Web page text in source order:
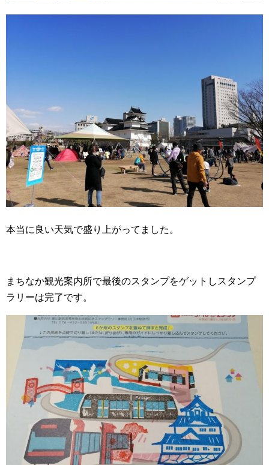
本当に良い天気で盛り上がってました。
まちなか観光案内所で最後のスタンプをゲットしスタンプ
ラリーは完了です。